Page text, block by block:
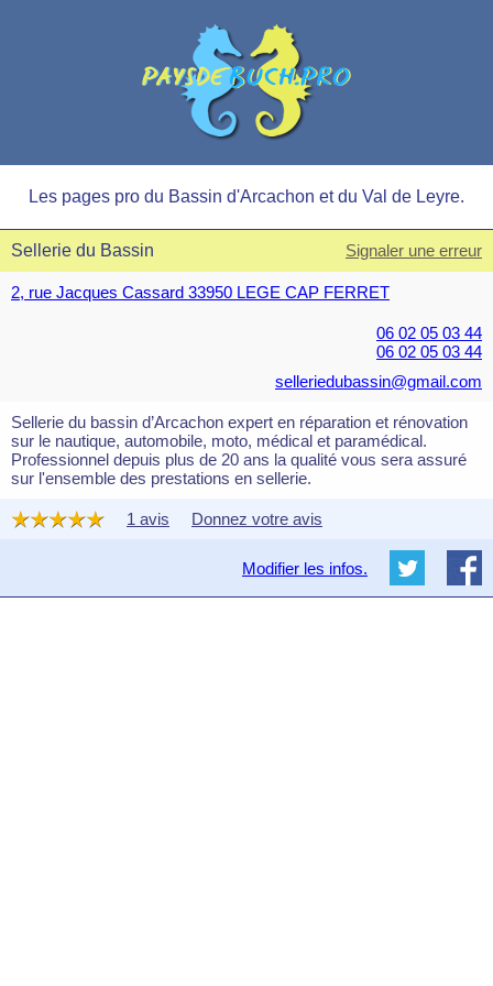
Les pages pro du Bassin d'Arcachon et du Val de Leyre.
Sellerie du Bassin Signaler une erreur
2, rue Jacques Cassard 33950 LEGE CAP FERRET
06 02 05 03 44
06 02 05 03 44
selleriedubassin@gmail.com
Sellerie du bassin d’Arcachon expert en réparation et rénovation
sur le nautique, automobile, moto, médical et paramédical.
Professionnel depuis plus de 20 ans la qualité vous sera assuré
sur l'ensemble des prestations en sellerie.
1 avis Donnez votre avis
Modifier les infos.